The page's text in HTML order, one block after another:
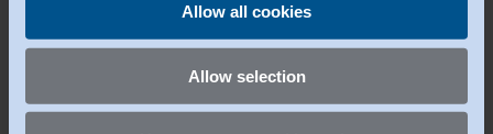
Allow all cookies
Allow selection
Gebühr:
525 € für den Einzelworkshop
945 € für das Kombi-Paket aus 2 Schnitt-Workshops